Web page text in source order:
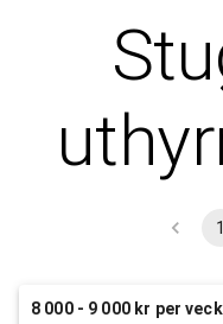
1
8 000 - 9 000 kr per